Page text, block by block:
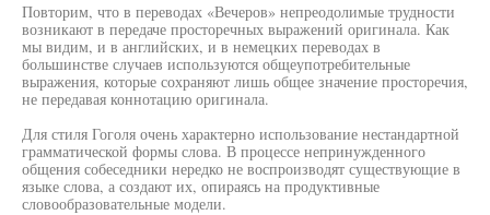
Повторим, что в переводах «Вечеров» непреодолимые трудности
возникают в передаче просторечных выражений оригинала. Как
мы видим, и в английских, и в немецких переводах в
большинстве случаев используются общеупотребительные
выражения, которые сохраняют лишь общее значение просторечия,
не передавая коннотацию оригинала.
Для стиля Гоголя очень характерно использование нестандартной
грамматической формы слова. В процессе непринужденного
общения собеседники нередко не воспроизводят существующие в
языке слова, а создают их, опираясь на продуктивные
словообразовательные модели.